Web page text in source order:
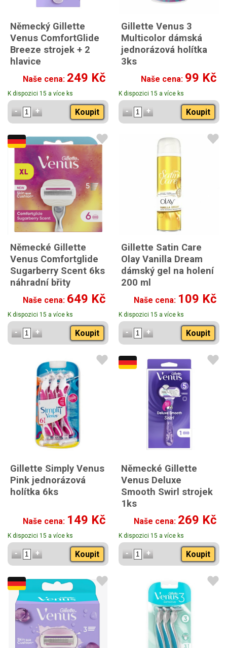
Německý Gillette
Venus ComfortGlide
Breeze strojek + 2
hlavice
Naše cena: 249 Kč
K dispozici 15 a více ks
Koupit
Gillette Venus 3
Multicolor dámská
jednorázová holítka
3ks
Naše cena: 99 Kč
K dispozici 15 a více ks
Koupit
Německé Gillette
Venus Comfortglide
Sugarberry Scent 6ks
náhradní břity
Naše cena: 649 Kč
K dispozici 15 a více ks
Koupit
Gillette Satin Care
Olay Vanilla Dream
dámský gel na holení
200 ml
Naše cena: 109 Kč
K dispozici 15 a více ks
Koupit
Gillette Simply Venus
Pink jednorázová
holítka 6ks
Naše cena: 149 Kč
K dispozici 15 a více ks
Koupit
Německé Gillette
Venus Deluxe
Smooth Swirl strojek
1ks
Naše cena: 269 Kč
K dispozici 15 a více ks
Koupit